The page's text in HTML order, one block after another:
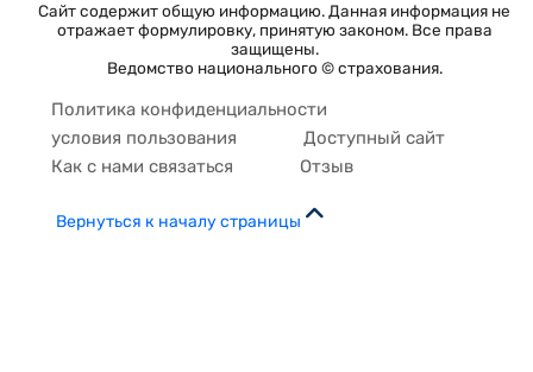
Сайт содержит общую информацию. Данная информация не
отражает формулировку, принятую законом. Все права
защищены.
Ведомство национального © страхования.
Политика конфиденциальности
условия пользования
Доступный сайт
Как с нами связаться
Отзыв
Вернуться к началу страницы